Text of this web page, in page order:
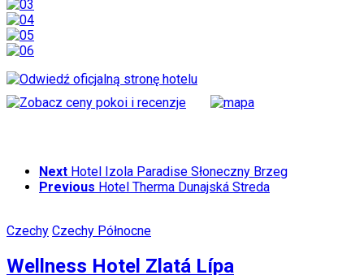
Next Hotel Izola Paradise Słoneczny Brzeg
Previous Hotel Therma Dunajská Streda
Czechy Czechy Północne
Wellness Hotel Zlatá Lípa